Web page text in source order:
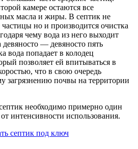
камере остаются все
масла и жиры. В септик не
но и производится очистка
чему вода из него выходит
— девяносто пять
вода попадает в колодец
позволяет ей впитываться в
что в свою очередь
загрязнению почвы на территории
необходимо примерно один
интенсивности использования.
септик под ключ